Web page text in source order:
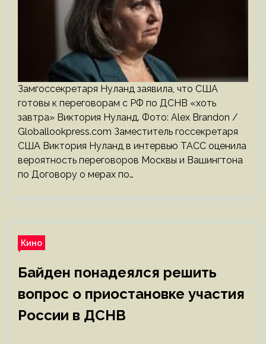
Замгоссекретаря Нуланд заявила, что США
готовы к переговорам с РФ по ДСНВ «хоть
завтра» Виктория Нуланд. Фото: Alex Brandon /
Globallookpress.com Заместитель госсекретаря
США Виктория Нуланд в интервью ТАСС оценила
вероятность переговоров Москвы и Вашингтона
по Договору о мерах по…
Кино
Байден понадеялся решить
вопрос о приостановке участия
России в ДСНВ